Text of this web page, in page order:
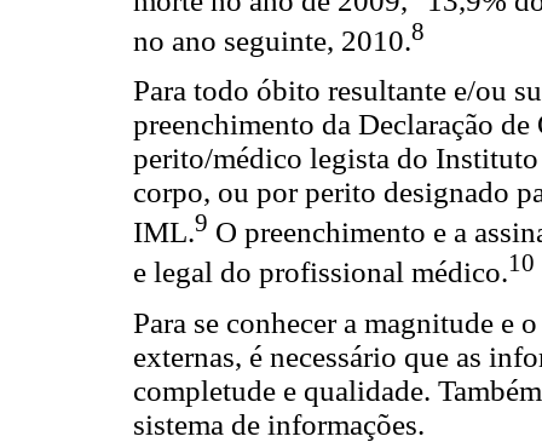
no ano seguinte, 2010.8
Para todo óbito resultante e/ou
preenchimento da Declaração
perito/médico legista do
corpo, ou por perito designado
IML.9 O preenchimento e a
e legal do profissional médico.10
Para se conhecer a magnitude e
externas, é necessário que as
completude e qualidade.
sistema de informações.